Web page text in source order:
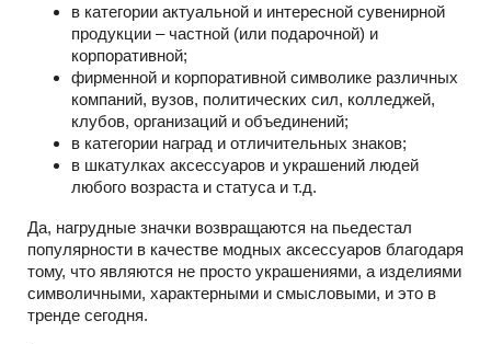
в категории актуальной и интересной сувенирной
продукции – частной (или подарочной) и
корпоративной;
фирменной и корпоративной символике различных
компаний, вузов, политических сил, колледжей,
клубов, организаций и объединений;
в категории наград и отличительных знаков;
в шкатулках аксессуаров и украшений людей
любого возраста и статуса и т.д.
Да, нагрудные значки возвращаются на пьедестал
популярности в качестве модных аксессуаров благодаря
тому, что являются не просто украшениями, а изделиями
символичными, характерными и смысловыми, и это в
тренде сегодня.